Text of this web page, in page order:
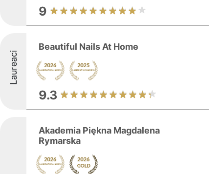
9
Laureaci
Beautiful Nails At Home
9.3
Akademia Piękna Magdalena
Rymarska